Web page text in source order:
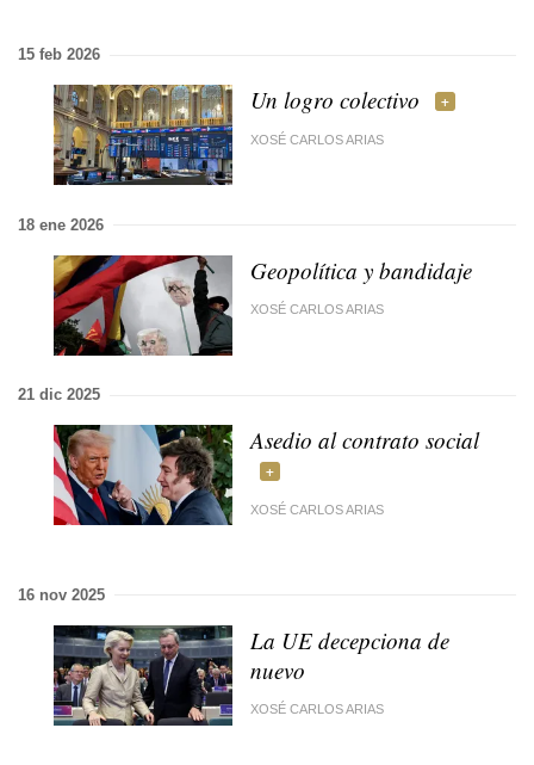
15 feb 2026
Un logro colectivo
XOSÉ CARLOS ARIAS
18 ene 2026
Geopolítica y bandidaje
XOSÉ CARLOS ARIAS
21 dic 2025
Asedio al contrato social
XOSÉ CARLOS ARIAS
16 nov 2025
La UE decepciona de
nuevo
XOSÉ CARLOS ARIAS